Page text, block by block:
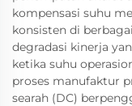
kompensasi suhu
konsisten di
degradasi kinerja
ketika suhu
proses manufaktur
searah (DC)